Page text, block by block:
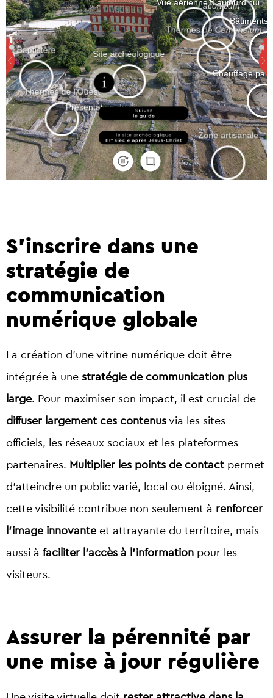
S’inscrire dans une
stratégie de
communication
numérique globale
La création d’une vitrine numérique doit être
intégrée à une stratégie de communication plus
large. Pour maximiser son impact, il est crucial de
diffuser largement ces contenusvia les sites
officiels, les réseaux sociaux et les plateformes
partenaires. Multiplier les points de contact permet
d’atteindre un public varié, local ou éloigné. Ainsi,
cette visibilité contribue non seulement à renforcer
l’image innovante et attrayante du territoire, mais
aussi à faciliter l’accès à l’information pour les
visiteurs.
Assurer la pérennité par
une mise à jour régulière